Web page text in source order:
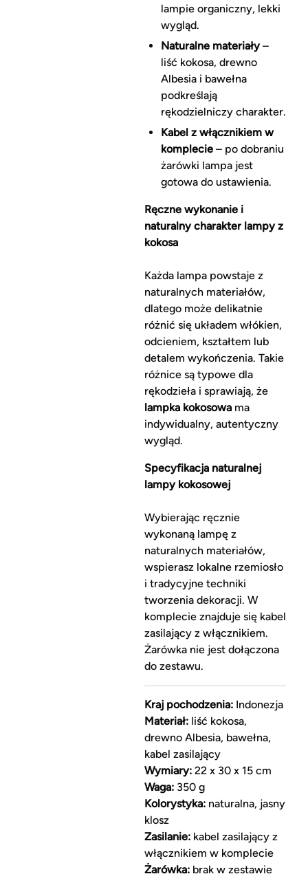
lampie organiczny, lekki
wygląd.
Naturalne materiały–
liść kokosa, drewno
Albesia i bawełna
podkreślają
rękodzielniczy charakter.
Kabel z włącznikiem w
komplecie– po dobraniu
żarówki lampa jest
gotowa do ustawienia.
Ręczne wykonanie i
naturalny charakter lampy z
kokosa
Każda lampa powstaje z
naturalnych materiałów,
dlatego może delikatnie
różnić się układem włókien,
odcieniem, kształtem lub
detalem wykończenia. Takie
różnice są typowe dla
rękodzieła i sprawiają, że
lampka kokosowama
indywidualny, autentyczny
wygląd.
Specyfikacja naturalnej
lampy kokosowej
Wybierając ręcznie
wykonaną lampę z
naturalnych materiałów,
wspierasz lokalne rzemiosło
i tradycyjne techniki
tworzenia dekoracji. W
komplecie znajduje się kabel
zasilający z włącznikiem.
Żarówka nie jest dołączona
do zestawu.
Kraj pochodzenia:Indonezja
Materiał:liść kokosa,
drewno Albesia, bawełna,
kabel zasilający
Wymiary:22 x 30 x 15 cm
Waga:350 g
Kolorystyka:naturalna, jasny
klosz
Zasilanie:kabel zasilający z
włącznikiem w komplecie
Żarówka:brak w zestawie